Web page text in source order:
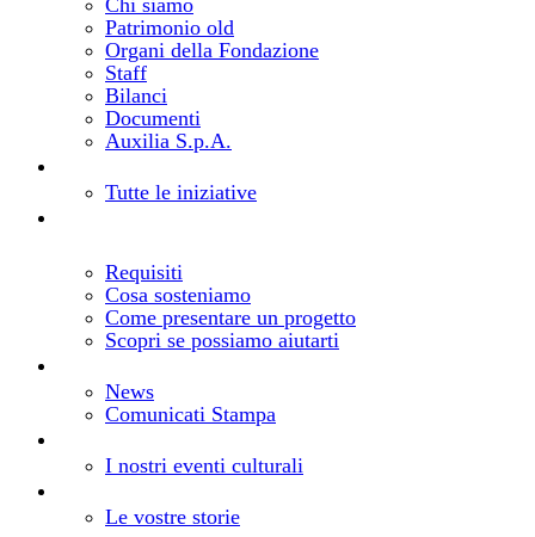
Chi siamo
Patrimonio old
Organi della Fondazione
Staff
Bilanci
Documenti
Auxilia S.p.A.
Tutte le iniziative
Requisiti
Cosa sosteniamo
Come presentare un progetto
Scopri se possiamo aiutarti
News
Comunicati Stampa
I nostri eventi culturali
Le vostre storie